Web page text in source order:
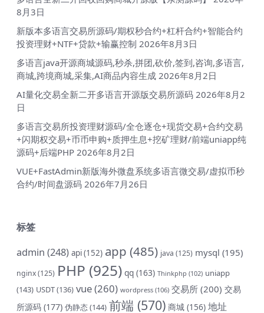
8月3日
新版本多语言交易所源码/期权秒合约+杠杆合约+智能合约
投资理财+NTF+贷款+输赢控制 2026年8月3日
多语言java开源商城源码,秒杀,拼团,砍价,签到,咨询,多语言,
商城,跨境商城,采集,AI商品内容生成 2026年8月2日
AI量化交易全新二开多语言开源版交易所源码 2026年8月2
日
多语言交易所投资理财源码/全仓逐仓+现货交易+合约交易
+闪期权交易+币币申购+质押生息+挖矿理财/前端uniapp纯
源码+后端PHP 2026年8月2日
VUE+FastAdmin新版海外微盘系统多语言微交易/虚拟币秒
合约/时间盘源码 2026年7月26日
标签
admin (248) api(152) app (485) java (125) mysql (195)
nginx(125) PHP (925) qq (163) Thinkphp (102) uniapp
(143) USDT(136) vue(260) wordpress (106) 交易所 (200) 交易
所源码 (177) 伪静态(144) 前端 (570) 商城 (156) 地址